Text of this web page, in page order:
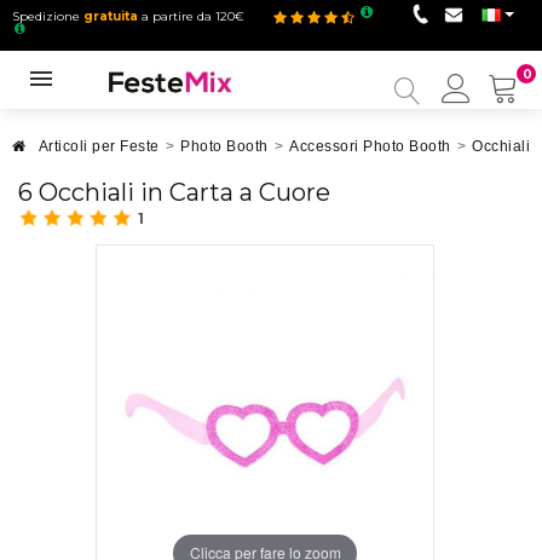
Spedizione gratuita a partire da 120€
0
mio
Articoli per Feste > Photo Booth > Accessori Photo Booth > Occhiali
6 Occhiali in Carta a Cuore
1
Clicca per fare lo zoom